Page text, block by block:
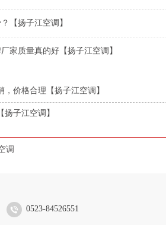
【扬子江空调】
家质量真的好【扬子江空调】
价格合理【扬子江空调】
子江空调】
调
0523-84526551